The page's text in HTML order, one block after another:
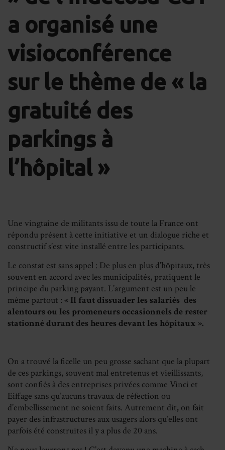
a organisé une
visioconférence
sur le thème de « la
gratuité des
parkings à
l’hôpital »
Une vingtaine de militants issu de toute la France ont
répondu présent à cette initiative et un dialogue riche et
constructif s’est vite installé entre les participants.
Le constat est sans appel : De plus en plus d’hôpitaux, très
souvent en accord avec les municipalités, pratiquent le
principe du parking payant. L’argument est un peu le
même partout : « Il faut dissuader les salariés des
alentours ou les promeneurs occasionnels de rester
stationnédurant des heures devant les hôpitaux ».
On a trouvé la ficelle un peu grosse sachant que la plupart
de ces parkings, souvent mal entretenus et vieillissants,
sont confiés à des entreprises privées comme Vinci et
Eiffage sans qu’aucuns travaux de réfection ou
d’embellissement ne soient faits. Autrement dit, on fait
payer des infrastructures aux usagers alors qu’elles ont
parfois été construites il y a plus de 20 ans.